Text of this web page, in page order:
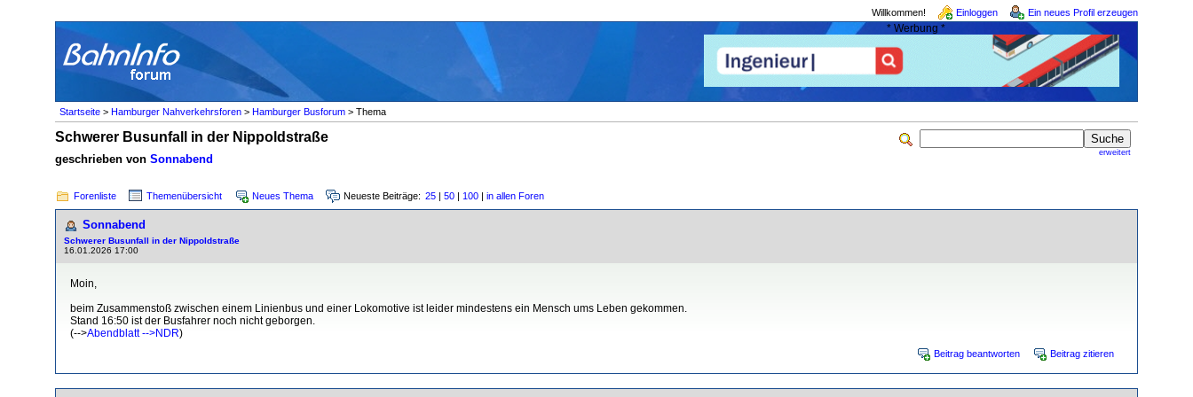
Willkommen! Einloggen Ein neues Profil erzeugen
* Werbung *
Startseite > Hamburger Nahverkehrsforen > Hamburger Busforum > Thema
erweitert
Schwerer Busunfall in der Nippoldstraße
geschrieben von Sonnabend
Forenliste Themenübersicht Neues Thema Neueste Beiträge: 25 | 50 | 100 | in allen Foren
Sonnabend
Schwerer Busunfall in der Nippoldstraße
16.01.2026 17:00
Moin,
beim Zusammenstoß zwischen einem Linienbus und einer Lokomotive ist leider mindestens ein Mensch ums Leben gekommen.
Stand 16:50 ist der Busfahrer noch nicht geborgen.
(-->Abendblatt -->NDR)
Beitrag beantworten Beitrag zitieren